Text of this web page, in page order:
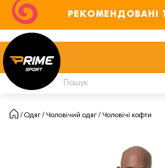
РЕКОМЕНДОВАНІ
Одяг Чоловічий одяг Чоловічі кофти